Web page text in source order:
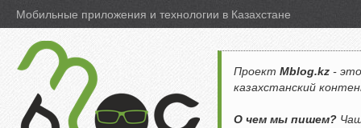
Мобильные приложения и технологии в Казахстане
Проект Mblog.kz -
казахстанский
О чем мы пишем?